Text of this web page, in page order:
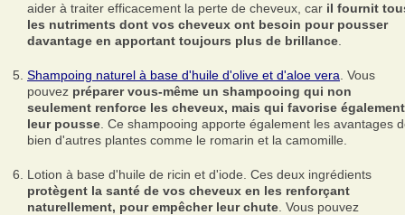
aider à traiter efficacement la perte de cheveux, car il fournit
les nutriments dont vos cheveux ont besoin pour pousser
davantage en apportant toujours plus de brillance
Shampoing naturel à base d'huile d'olive et d'aloe vera . Vous
pouvez préparer vous-même un shampooing qui non
seulement renforce les cheveux, mais qui favorise également
leur pousse . Ce shampooing apporte également les avantages
bien d'autres plantes comme le romarin et la camomille.
Lotion à base d'huile de ricin et d'iode. Ces deux ingrédients
protègent la santé de vos cheveux en les renforçant
naturellement, pour empêcher leur chute . Vous pouvez